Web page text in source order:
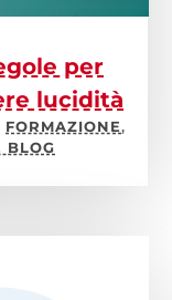
per
lucidità
FORMAZIONE,
BLOG